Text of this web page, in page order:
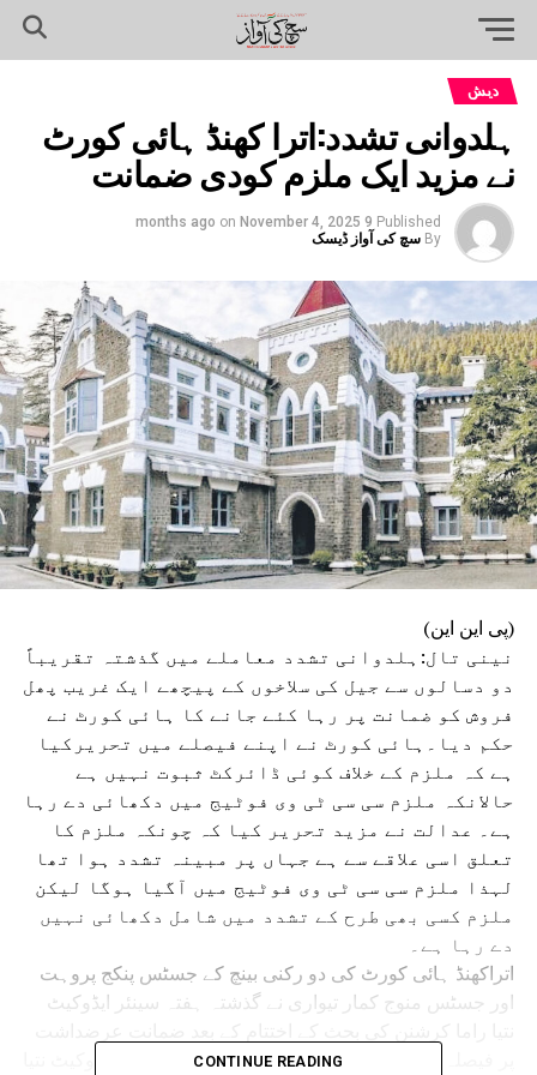
دیش
ہلدوانی تشدد:اترا کھنڈ ہائی کورٹ
نے مزید ایک ملزم کودی ضمانت
Published
9 months ago
on November 4, 2025
By سچ کی آواز ڈیسک
(پی این این)
نینی تال:ہلدوانی تشدد معاملے میں گذشتہ تقریباً
دو دسالوں سے جیل کی سلاخوں کے پیچھے ایک غریب پھل
فروش کو ضمانت پر رہا کئے جانے کا ہائی کورٹ نے
حکم دیا۔ہائی کورٹ نے اپنے فیصلے میں تحریرکیا
ہے کہ ملزم کے خلاف کوئی ڈائرکٹ ثبوت نہیں ہے
حالانکہ ملزم سی سی ٹی وی فوٹیج میں دکھائی دے رہا
ہے۔ عدالت نے مزید تحریر کیا کہ چونکہ ملزم کا
تعلق اسی علاقے سے ہے جہاں پر مبینہ تشدد ہوا تھا
لہذا ملزم سی سی ٹی وی فوٹیج میں آگیا ہوگا لیکن
ملزم کسی بھی طرح کے تشدد میں شامل دکھائی نہیں
دے رہا ہے۔
اتراکھنڈ ہائی کورٹ کی دو رکنی بینچ کے جسٹس پنکج پروہت
اور جسٹس منوج کمار تیواری نے گذشتہ ہفتہ سینئر ایڈوکیٹ
پر فیصلہ محفوظ کرلیا تھا جسے آج سنایا گیا۔سینئر ایڈوکیٹ نتیا
CONTINUE READING